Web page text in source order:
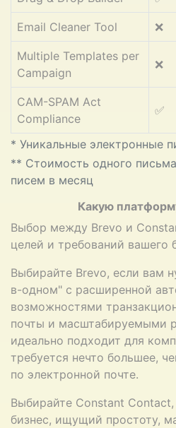
* Уникальные электронные
** Стоимость одного
писем в месяц
Email Cleaner Tool ❌
Multiple Templates per
Campaign
❌
CAM-SPAM Act
Compliance
✅
Какую
Выбор между Brevo и
целей и требований вашего
Выбирайте Brevo, если вам
в-одном" с расширенной
возможностями
почты и масштабируемыми
идеально подходит для
требуется нечто большее,
по электронной почте.
Выбирайте Constant
бизнес, ищущий простоту,